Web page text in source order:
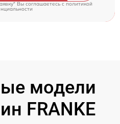
Вы соглашаетесь cполитикой
модели
FRANKE